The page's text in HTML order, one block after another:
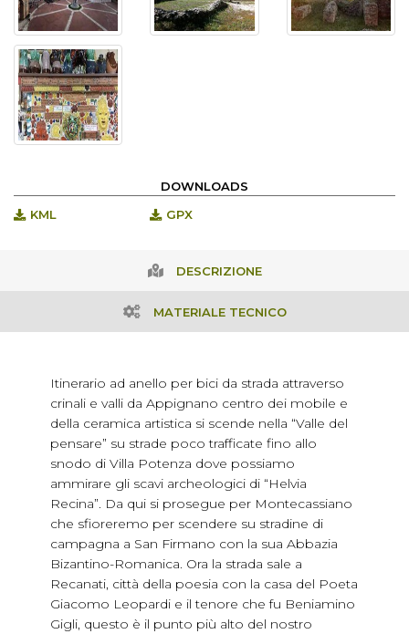
DOWNLOADS
KML
GPX
DESCRIZIONE
MATERIALE TECNICO
Itinerario ad anello per bici da strada attraverso
crinali e valli da Appignano centro dei mobile e
della ceramica artistica si scende nella “Valle del
pensare” su strade poco trafficate fino allo
snodo di Villa Potenza dove possiamo
ammirare gli scavi archeologici di “Helvia
Recina”. Da qui si prosegue per Montecassiano
che sfioreremo per scendere su stradine di
campagna a San Firmano con la sua Abbazia
Bizantino-Romanica. Ora la strada sale a
Recanati, città della poesia con la casa del Poeta
Giacomo Leopardi e il tenore che fu Beniamino
Gigli, questo è il punto più alto del nostro